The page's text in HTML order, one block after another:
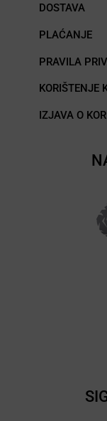
DOSTAVA
PLAĆANJE
PRAVILA
KORIŠTENJE
IZJAVA O